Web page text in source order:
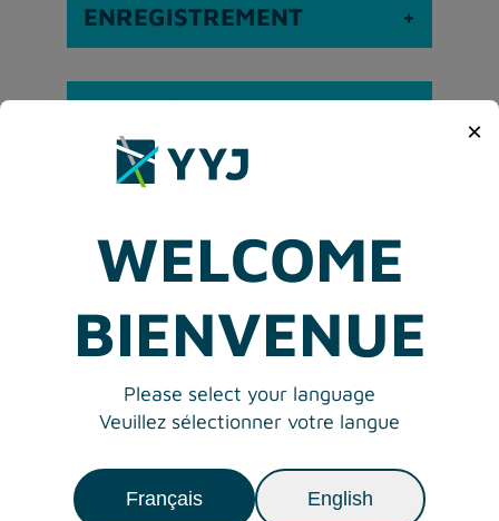
×
WELCOME
BIENVENUE
Please select your language
Veuillez sélectionner votre langue
Français English
ENREGISTREMENT
ARRIVÉES
INFORMATIONS